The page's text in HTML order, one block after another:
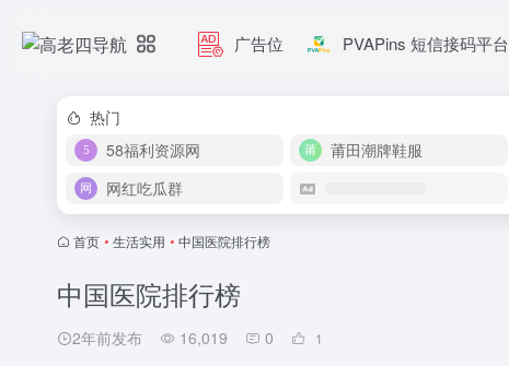
广告位 PVAPins 短信接码平台
热门
58福利资源网
莆田潮牌鞋服
网红吃瓜群
首页 • 生活实用 • 中国医院排行榜
中国医院排行榜
2年前发布 16,019 0 1